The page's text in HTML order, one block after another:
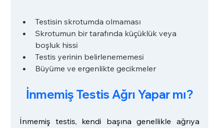
Testisin skrotumda olmaması
Skrotumun bir tarafında küçüklük veya
boşluk hissi
Testis yerinin belirlenememesi
Büyüme ve ergenlikte gecikmeler
İnmemiş Testis Ağrı Yapar mı?
İnmemiş testis, kendi başına genellikle ağrıya